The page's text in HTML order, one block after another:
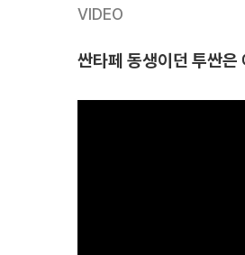
VIDEO
싼타페 동생이던 투싼